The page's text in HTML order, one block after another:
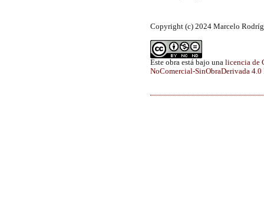
Copyright (c) 2024 Marcelo
Este obra está bajo una licencia de
NoComercial-SinObraDerivada